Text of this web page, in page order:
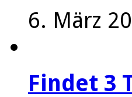
6. März
Findet 3